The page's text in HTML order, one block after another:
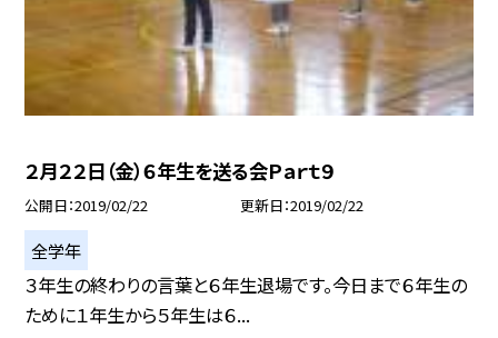
２月２２日（金）６年生を送る会Ｐａｒｔ９
公開日 2019/02/22 更新日 2019/02/22
全学年
３年生の終わりの言葉と６年生退場です。今日まで６年生の
ために１年生から５年生は６...